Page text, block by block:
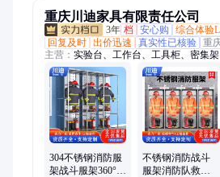
重庆川迪家具有限责任公司
3年 档 安心购 综合体验
回复及时 出价迅速 真实性已核验 重
主营： 实验台、工作台、工具柜、密集架
柜、回转柜、保密柜、快递柜、监控台
桌、校用家具、钢木铁床、餐桌、存包
304不锈钢消防服
架战斗服架360°旋
不锈钢消防战斗
服架消防队救援